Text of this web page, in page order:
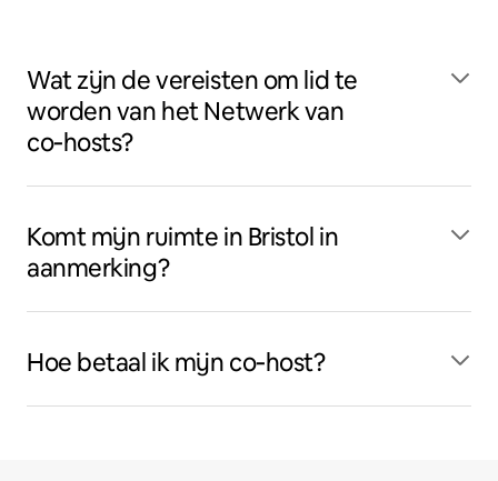
Wat zijn de vereisten om lid te
worden van het Netwerk van
co‑hosts?
Komt mijn ruimte in Bristol in
aanmerking?
Hoe betaal ik mijn co‑host?